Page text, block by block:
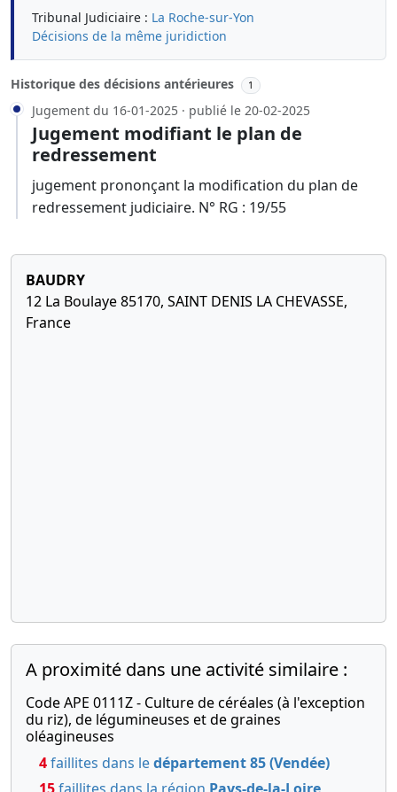
Tribunal Judiciaire : La Roche-sur-Yon
Décisions de la même juridiction
Historique des décisions antérieures 1
Jugement du 16-01-2025 · publié le 20-02-2025
Jugement modifiant le plan de
redressement
jugement prononçant la modification du plan de
redressement judiciaire. N° RG : 19/55
BAUDRY
12 La Boulaye 85170, SAINT DENIS LA CHEVASSE,
France
A proximité dans une activité similaire :
Code APE 0111Z - Culture de céréales (à l'exception
du riz), de légumineuses et de graines
oléagineuses
4faillites dans ledépartement 85 (Vendée)